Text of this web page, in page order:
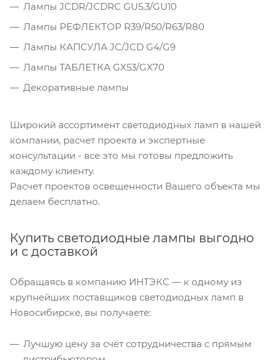
Лампы JCDR/JCDRC GU5.3/GU10
Лампы РЕФЛЕКТОР R39/R50/R63/R80
Лампы КАПСУЛА JC/JCD G4/G9
Лампы ТАБЛЕТКА GX53/GX70
Декоративные лампы
Широкий ассортимент светодиодных ламп в нашей
компании, расчет проекта и экспертные
консультации - все это мы готовы предложить
каждому клиенту.
Расчет проектов освещенности Вашего объекта мы
делаем бесплатно.
Купить светодиодные лампы выгодно
и с доставкой
Обращаясь в компанию ИНТЭКС — к одному из
крупнейших поставщиков светодиодных ламп в
Новосибирске, вы получаете:
Лучшую цену за счёт сотрудничества с прямым